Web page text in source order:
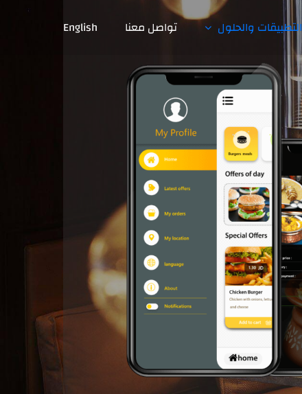
التطبيقات والحلول تواصل معنا English